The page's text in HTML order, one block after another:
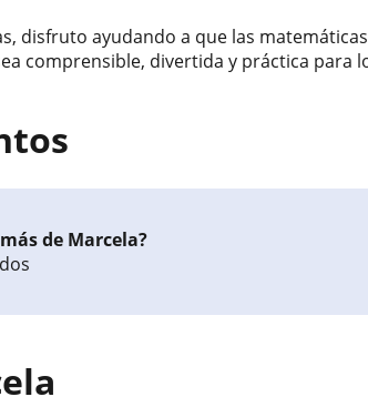
disfruto ayudando a que las
comprensible, divertida y práctica para
de Marcela?